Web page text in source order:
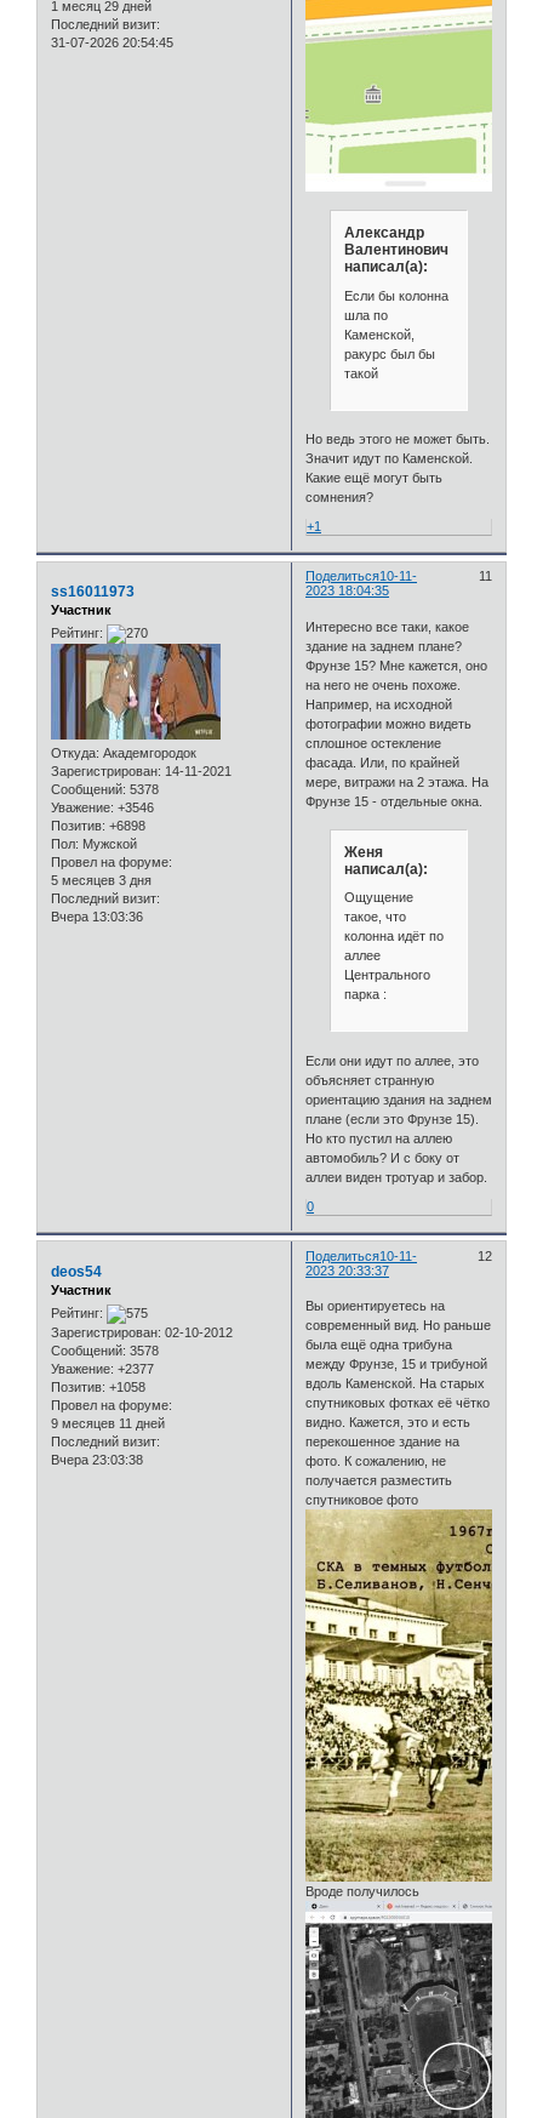
1 месяц 29 дней
Последний визит:
31-07-2026 20:54:45
Александр
Валентинович
написал(а):
Если бы колонна
шла по
Каменской,
ракурс был бы
такой
Но ведь этого не может быть.
Значит идут по Каменской.
Какие ещё могут быть
сомнения?
+1
Поделиться 11
10-11-
2023 18:04:35
ss16011973
Участник
Рейтинг:
Откуда: Академгородок
Зарегистрирован: 14-11-2021
Сообщений: 5378
Уважение: +3546
Позитив: +6898
Пол: Мужской
Провел на форуме:
5 месяцев 3 дня
Последний визит:
Вчера 13:03:36
Интересно все таки, какое
здание на заднем плане?
Фрунзе 15? Мне кажется, оно
на него не очень похоже.
Например, на исходной
фотографии можно видеть
сплошное остекление
фасада. Или, по крайней
мере, витражи на 2 этажа. На
Фрунзе 15 - отдельные окна.
Женя
написал(а):
Ощущение
такое, что
колонна идёт по
аллее
Центрального
парка :
Если они идут по аллее, это
объясняет странную
ориентацию здания на заднем
плане (если это Фрунзе 15).
Но кто пустил на аллею
автомобиль? И с боку от
аллеи виден тротуар и забор.
0
Поделиться 12
10-11-
2023 20:33:37
deos54
Участник
Рейтинг:
Зарегистрирован: 02-10-2012
Сообщений: 3578
Уважение: +2377
Позитив: +1058
Провел на форуме:
9 месяцев 11 дней
Последний визит:
Вчера 23:03:38
Вы ориентируетесь на
современный вид. Но раньше
была ещё одна трибуна
между Фрунзе, 15 и трибуной
вдоль Каменской. На старых
спутниковых фотках её чётко
видно. Кажется, это и есть
перекошенное здание на
фото. К сожалению, не
получается разместить
спутниковое фото
Вроде получилось